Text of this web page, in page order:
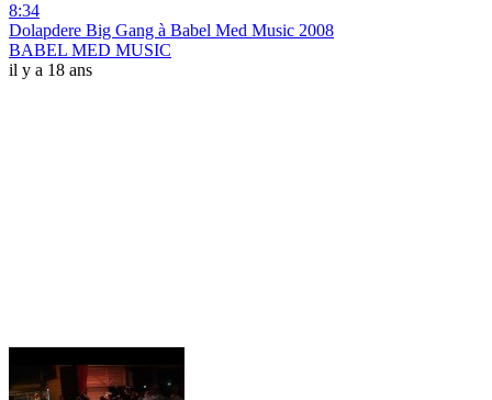
8:34
Dolapdere Big Gang à Babel Med Music 2008
BABEL MED MUSIC
il y a 18 ans